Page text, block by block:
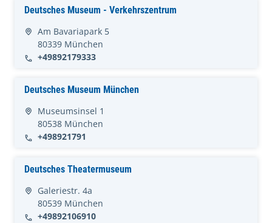
Deutsches Museum - Verkehrszentrum
Am Bavariapark 5
80339 München
+49892179333
Deutsches Museum München
Museumsinsel 1
80538 München
+498921791
Deutsches Theatermuseum
Galeriestr. 4a
80539 München
+49892106910